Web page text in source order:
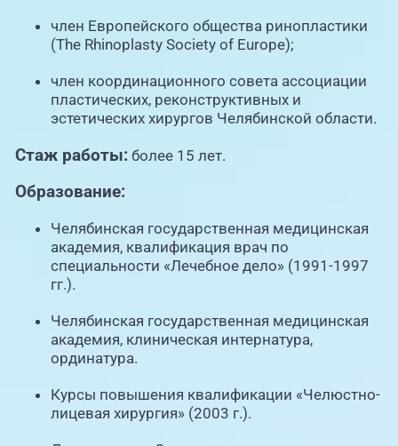
член Европейского общества ринопластики
(The Rhinoplasty Society of Europe);
член координационного совета ассоциации
пластических, реконструктивных и
эстетических хирургов Челябинской области.
Стаж работы: более 15 лет.
Образование:
Челябинская государственная медицинская
академия, квалификация врач по
специальности «Лечебное дело» (1991-1997
гг.).
Челябинская государственная медицинская
академия, клиническая интернатура,
ординатура.
Курсы повышения квалификации «Челюстно-
лицевая хирургия» (2003 г.).